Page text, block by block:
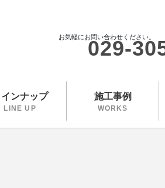
お気軽にお問い合わせください。
029-
ンナップ
LINE UP
施工事例
WORKS